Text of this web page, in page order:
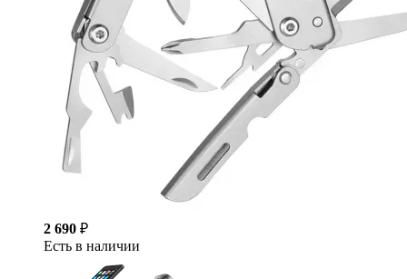
2 690 ₽
Есть в наличии